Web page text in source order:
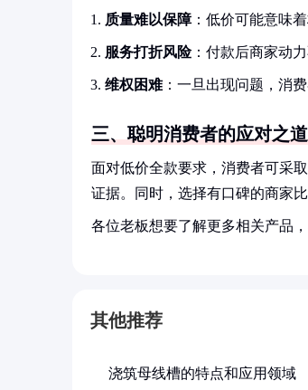
质量难以保障：低价可能意味
服务打折风险：付款后商家动
维权困难：一旦出现问题，消
三、聪明消费者的应对之道
面对低价全款要求，消费者可采
证据。同时，选择有口碑的商家
各位老板想要了解更多相关产品
其他推荐
浇筑母线槽的特点和应用领域